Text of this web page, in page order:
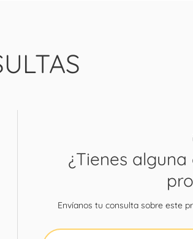
¿Tienes
Envíanos tu consulta sobre este